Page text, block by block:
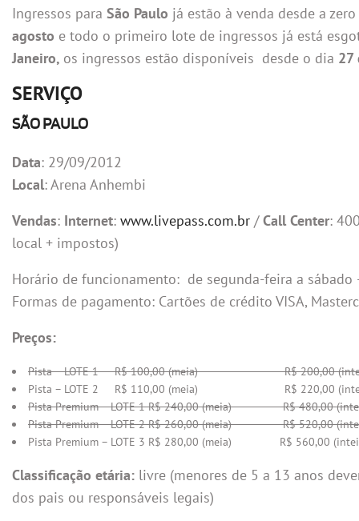
Ingressos para São Paulo já estão à venda desde a
agosto e todo o primeiro lote de ingressos já está
Janeiro, os ingressos estão disponíveis desde o dia 27
SERVIÇO
SÃO PAULO
Data: 29/09/2012
Local: Arena Anhembi
Vendas: Internet: www.livepass.com.br /Call Center:
local + impostos)
Horário de funcionamento: de segunda-feira a sábado
Formas de pagamento: Cartões de crédito VISA,
Preços:
Pista – LOTE 1 R$ 100,00 (meia) R$ 200,00
Pista – LOTE 2 R$ 110,00 (meia) R$ 220,00
Pista Premium – LOTE 1 R$ 240,00 (meia) R$ 480,00
Pista Premium – LOTE 2 R$ 260,00 (meia) R$ 520,00
Pista Premium – LOTE 3 R$ 280,00 (meia) R$ 560,00
Classificação etária: livre (menores de 5 a 13 anos
dos pais ou responsáveis legais)